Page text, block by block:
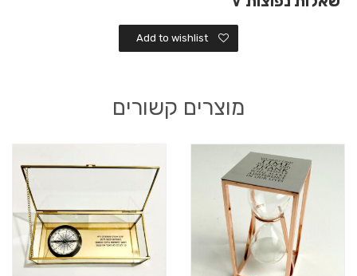
ויין
Add to wishlist
מוצרים קשורים